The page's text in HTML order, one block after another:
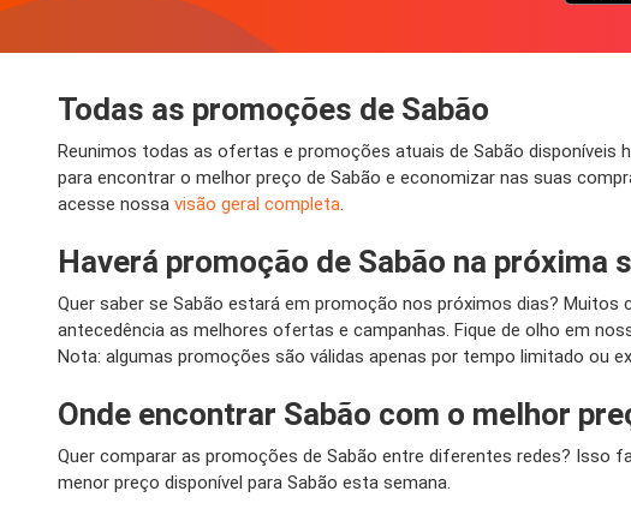
Todas as promoções de Sabão
Reunimos todas as ofertas e promoções atuais de Sabão
para encontrar o melhor preço de Sabão e economizar nas suas
acesse nossa visão geral completa.
Haverá promoção de Sabão na próxima
Quer saber se Sabão estará em promoção nos próximos dias?
antecedência as melhores ofertas e campanhas. Fique de olho em
Nota: algumas promoções são válidas apenas por tempo limitado ou
Onde encontrar Sabão com o melhor
Quer comparar as promoções de Sabão entre diferentes redes? Isso
menor preço disponível para Sabão esta semana.